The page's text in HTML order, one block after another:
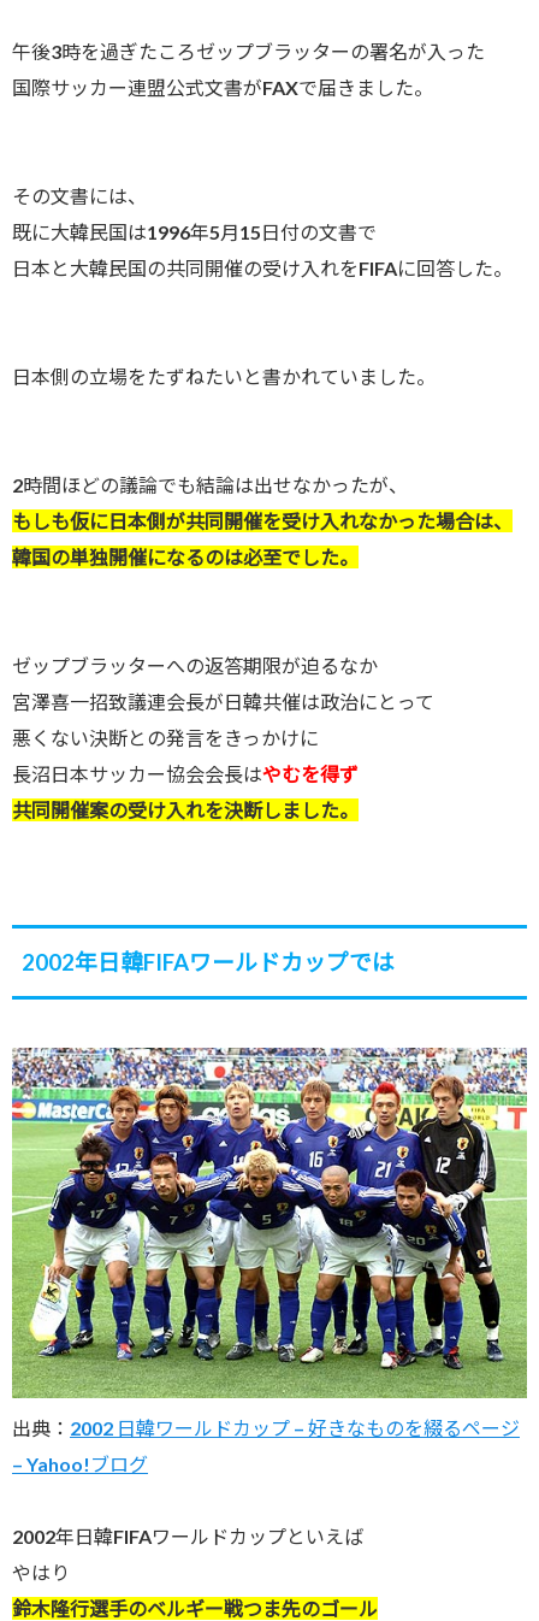
午後3時を過ぎたころゼップブラッターの署名が入った
国際サッカー連盟公式文書がFAXで届きました。
その文書には、
既に大韓民国は1996年5月15日付の文書で
日本と大韓民国の共同開催の受け入れをFIFAに回答した。
日本側の立場をたずねたいと書かれていました。
2時間ほどの議論でも結論は出せなかったが、
もしも仮に日本側が共同開催を受け入れなかった場合は、
韓国の単独開催になるのは必至でした。
ゼップブラッターへの返答期限が迫るなか
宮澤喜一招致議連会長が日韓共催は政治にとって
悪くない決断との発言をきっかけに
長沼日本サッカー協会会長はやむを得ず
共同開催案の受け入れを決断しました。
2002年日韓FIFAワールドカップでは
出典： 2002 日韓ワールドカップ – 好きなものを綴るページ
– Yahoo!ブログ
2002年日韓FIFAワールドカップといえば
やはり
鈴木隆行選手のベルギー戦つま先のゴール